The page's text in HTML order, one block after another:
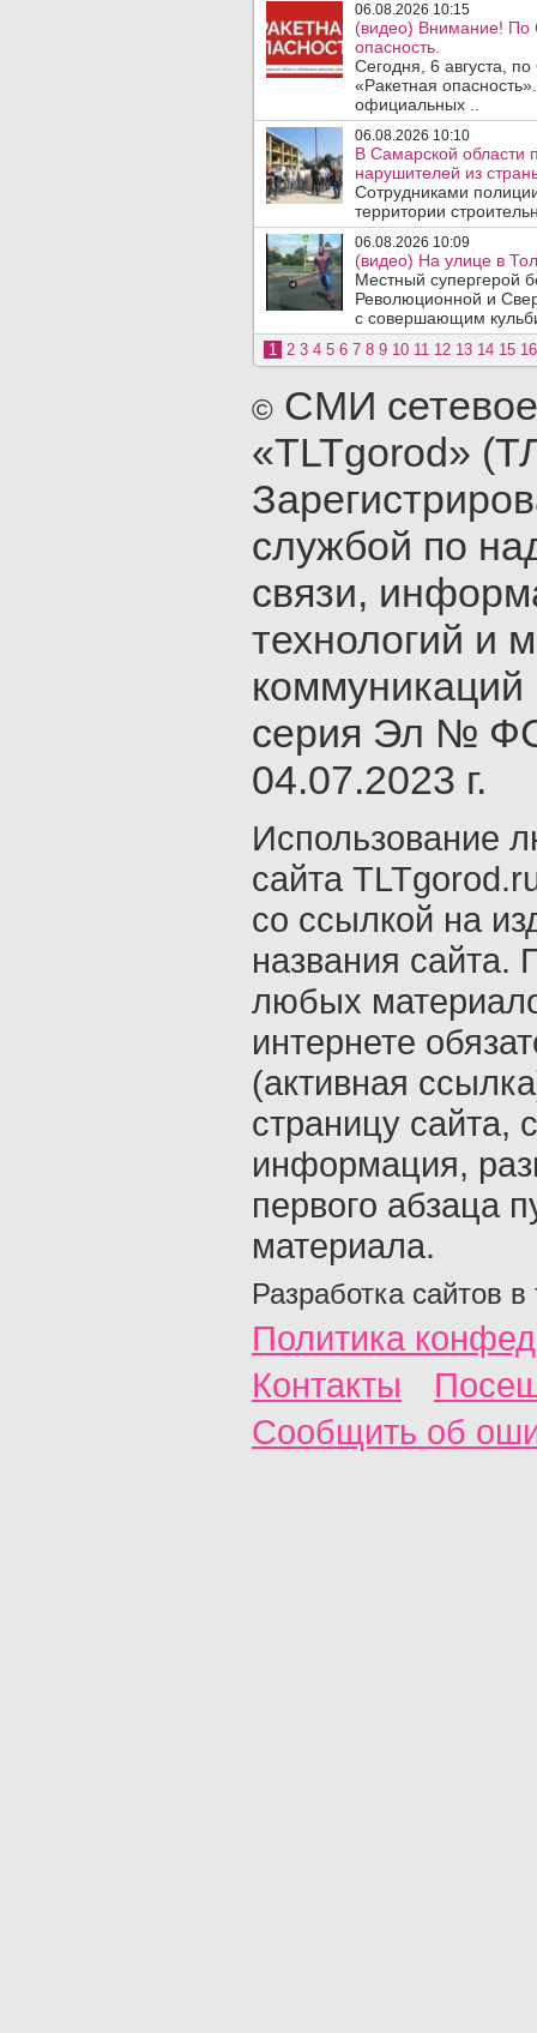
06.08.2026 10:15
(видео) Внимание! По
опасность.
Сегодня, 6 августа,
«Ракетная
официальных ..
06.08.2026 10:10
В Самарской области
нарушителей из
Сотрудниками
территории
06.08.2026 10:09
(видео) На улице в
Местный супергерой
Революционной и
с совершающим
1 2 3 4 5 6 7 8 9 10 11 12 13 14 15 16
© СМИ
«TLTgorod»
службой по
связи,
технологий и
серия Эл №
04.07.2023 г.
Использование
сайта
со ссылкой на
названия сайта.
любых
интернете
(активная
страницу сайта,
информация,
первого абзаца
материала.
Разработка сайтов в
Политика
Контакты
Сообщить об